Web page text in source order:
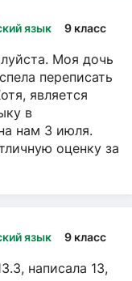
язык 9 класс
Моя дочь
переписать
является
в
нам 3 июля.
оценку за
язык 9 класс
написала 13,